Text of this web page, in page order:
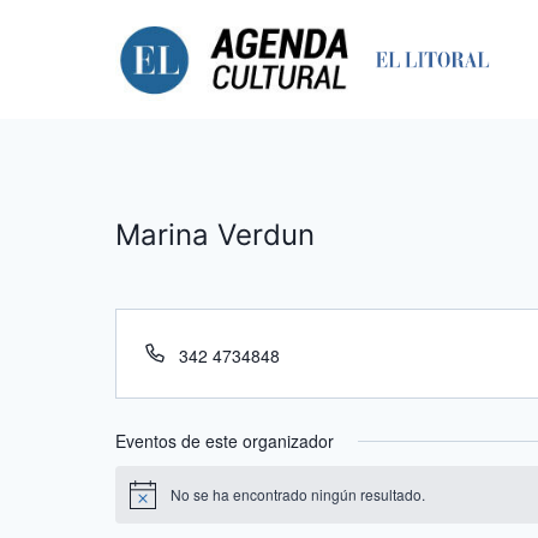
Marina Verdun
Teléfono
342 4734848
Eventos de este organizador
Aviso No se ha encontrado ningún resultado.